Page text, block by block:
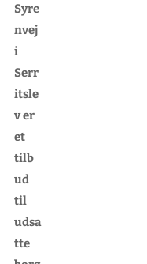
Syre
nvej
i
Serr
itsle
v er
et
tilb
ud
til
udsa
tte